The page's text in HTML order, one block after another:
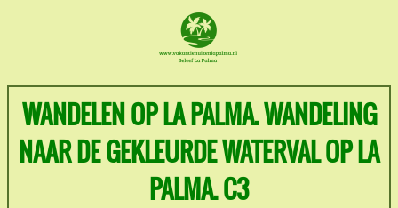
WANDELEN OP LA PALMA. WANDELING
NAAR DE GEKLEURDE WATERVAL OP LA
PALMA. C3